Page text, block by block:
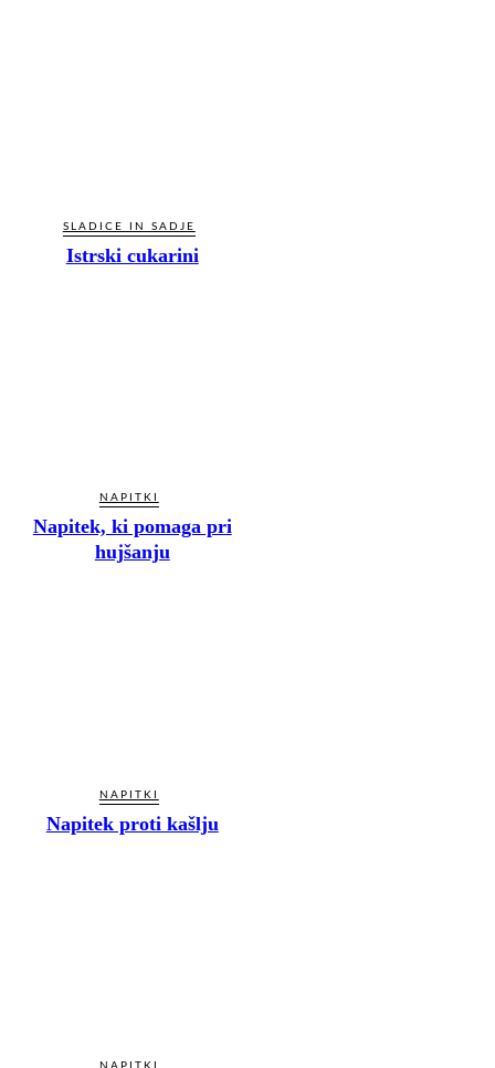
SLADICE IN SADJE
Istrski cukarini
NAPITKI
Napitek, ki pomaga pri
hujšanju
NAPITKI
Napitek proti kašlju